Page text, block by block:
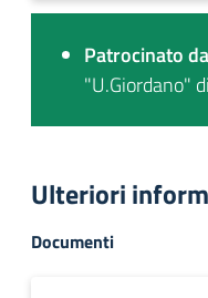
Patrocinato
"U.Giordano"
Ulteriori
Documenti